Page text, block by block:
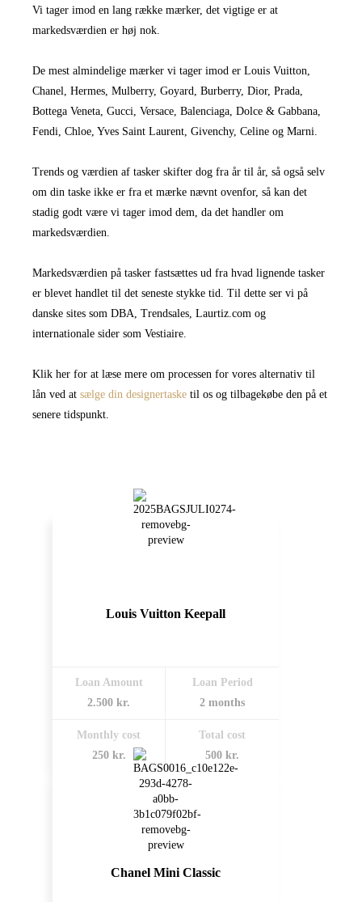
Vi tager imod en lang række mærker, det vigtige er at
markedsværdien er høj nok.
De mest almindelige mærker vi tager imod er Louis Vuitton,
Chanel, Hermes, Mulberry, Goyard, Burberry, Dior, Prada,
Bottega Veneta, Gucci, Versace, Balenciaga, Dolce & Gabbana,
Fendi, Chloe, Yves Saint Laurent, Givenchy, Celine og Marni.
Trends og værdien af tasker skifter dog fra år til år, så også selv
om din taske ikke er fra et mærke nævnt ovenfor, så kan det
stadig godt være vi tager imod dem, da det handler om
markedsværdien.
Markedsværdien på tasker fastsættes ud fra hvad lignende tasker
er blevet handlet til det seneste stykke tid. Til dette ser vi på
danske sites som DBA, Trendsales, Laurtiz.com og
internationale sider som Vestiaire.
Klik her for at læse mere om processen for vores alternativ til
lån ved at sælge din designertaske til os og tilbagekøbe den på et
senere tidspunkt.
Louis Vuitton Keepall
Loan Amount
2.500 kr.
Loan Period
2 months
Monthly cost
250 kr.
Total cost
500 kr.
Chanel Mini Classic